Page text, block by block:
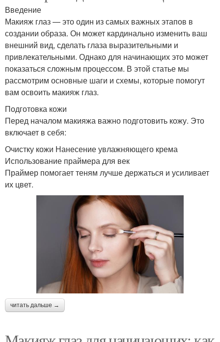
Введение
Макияж глаз — это один из самых важных этапов в
создании образа. Он может кардинально изменить ваш
внешний вид, сделать глаза выразительными и
привлекательными. Однако для начинающих это может
показаться сложным процессом. В этой статье мы
рассмотрим основные шаги и схемы, которые помогут
вам освоить макияж глаз.
Подготовка кожи
Перед началом макияжа важно подготовить кожу. Это
включает в себя:
Очистку кожи Нанесение увлажняющего крема
Использование праймера для век
Праймер помогает теням лучше держаться и усиливает
их цвет.
читать дальше →